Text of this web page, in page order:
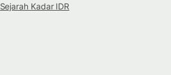
Sejarah Kadar IDR